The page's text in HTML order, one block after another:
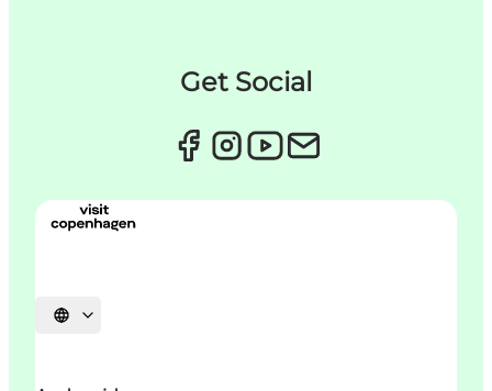
Get Social
Vælg sprog